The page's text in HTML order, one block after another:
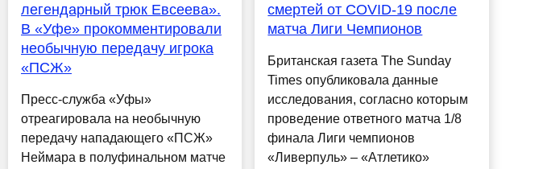
легендарный трюк Евсеева».
В «Уфе» прокомментировали
необычную передачу игрока
«ПСЖ»
Пресс-служба «Уфы»
отреагировала на необычную
передачу нападающего «ПСЖ»
Неймара в полуфинальном матче
смертей от COVID-19 после
матча Лиги Чемпионов
Британская газета The Sunday
Times опубликовала данные
исследования, согласно которым
проведение ответного матча 1/8
финала Лиги чемпионов
«Ливерпуль» – «Атлетико»